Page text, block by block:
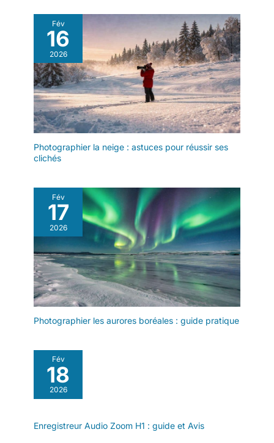
Fév
16
2026
Photographier la neige : astuces pour réussir ses
clichés
Fév
17
2026
Photographier les aurores boréales : guide pratique
Fév
18
2026
Enregistreur Audio Zoom H1 : guide et Avis